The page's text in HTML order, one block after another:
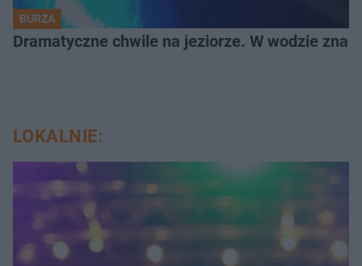
BURZA
Dramatyczne chwile na jeziorze. W wodzie
LOKALNIE: